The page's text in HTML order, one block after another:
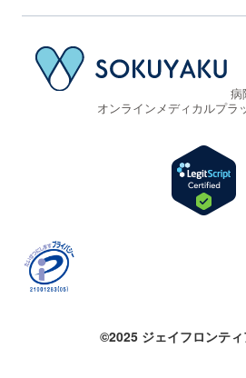
病
オンラインメディカルプラ
©2025 ジェイフロンテ